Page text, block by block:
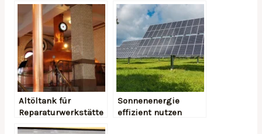
Altöltank für
Reparaturwerkstätte
Sonnenenergie
effizient nutzen